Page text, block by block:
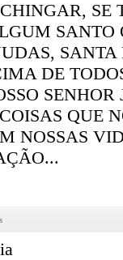
SE
SANTO
SANTA
DE
SENHOR
QUE
NOSSAS